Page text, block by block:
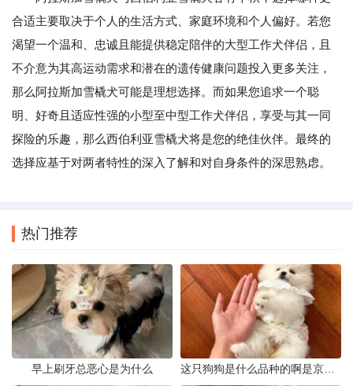
合适主要取决于个人的生活方式、家庭环境和个人偏好。若您
渴望一个温和、忠诚且能提供稳定陪伴的大型工作犬伴侣，且
不介意为其高运动需求和潜在的遗传健康问题投入更多关注，
那么阿拉斯加雪橇犬可能是理想选择。而如果您追求一个聪
明、好奇且适应性强的小型至中型工作犬伴侣，享受与其一同
探险的乐趣，那么西伯利亚雪橇犬将是您的绝佳伙伴。最终的
选择应基于对两者特性的深入了解和对自身条件的深思熟虑。
热门推荐
早上刷牙总恶心是为什么